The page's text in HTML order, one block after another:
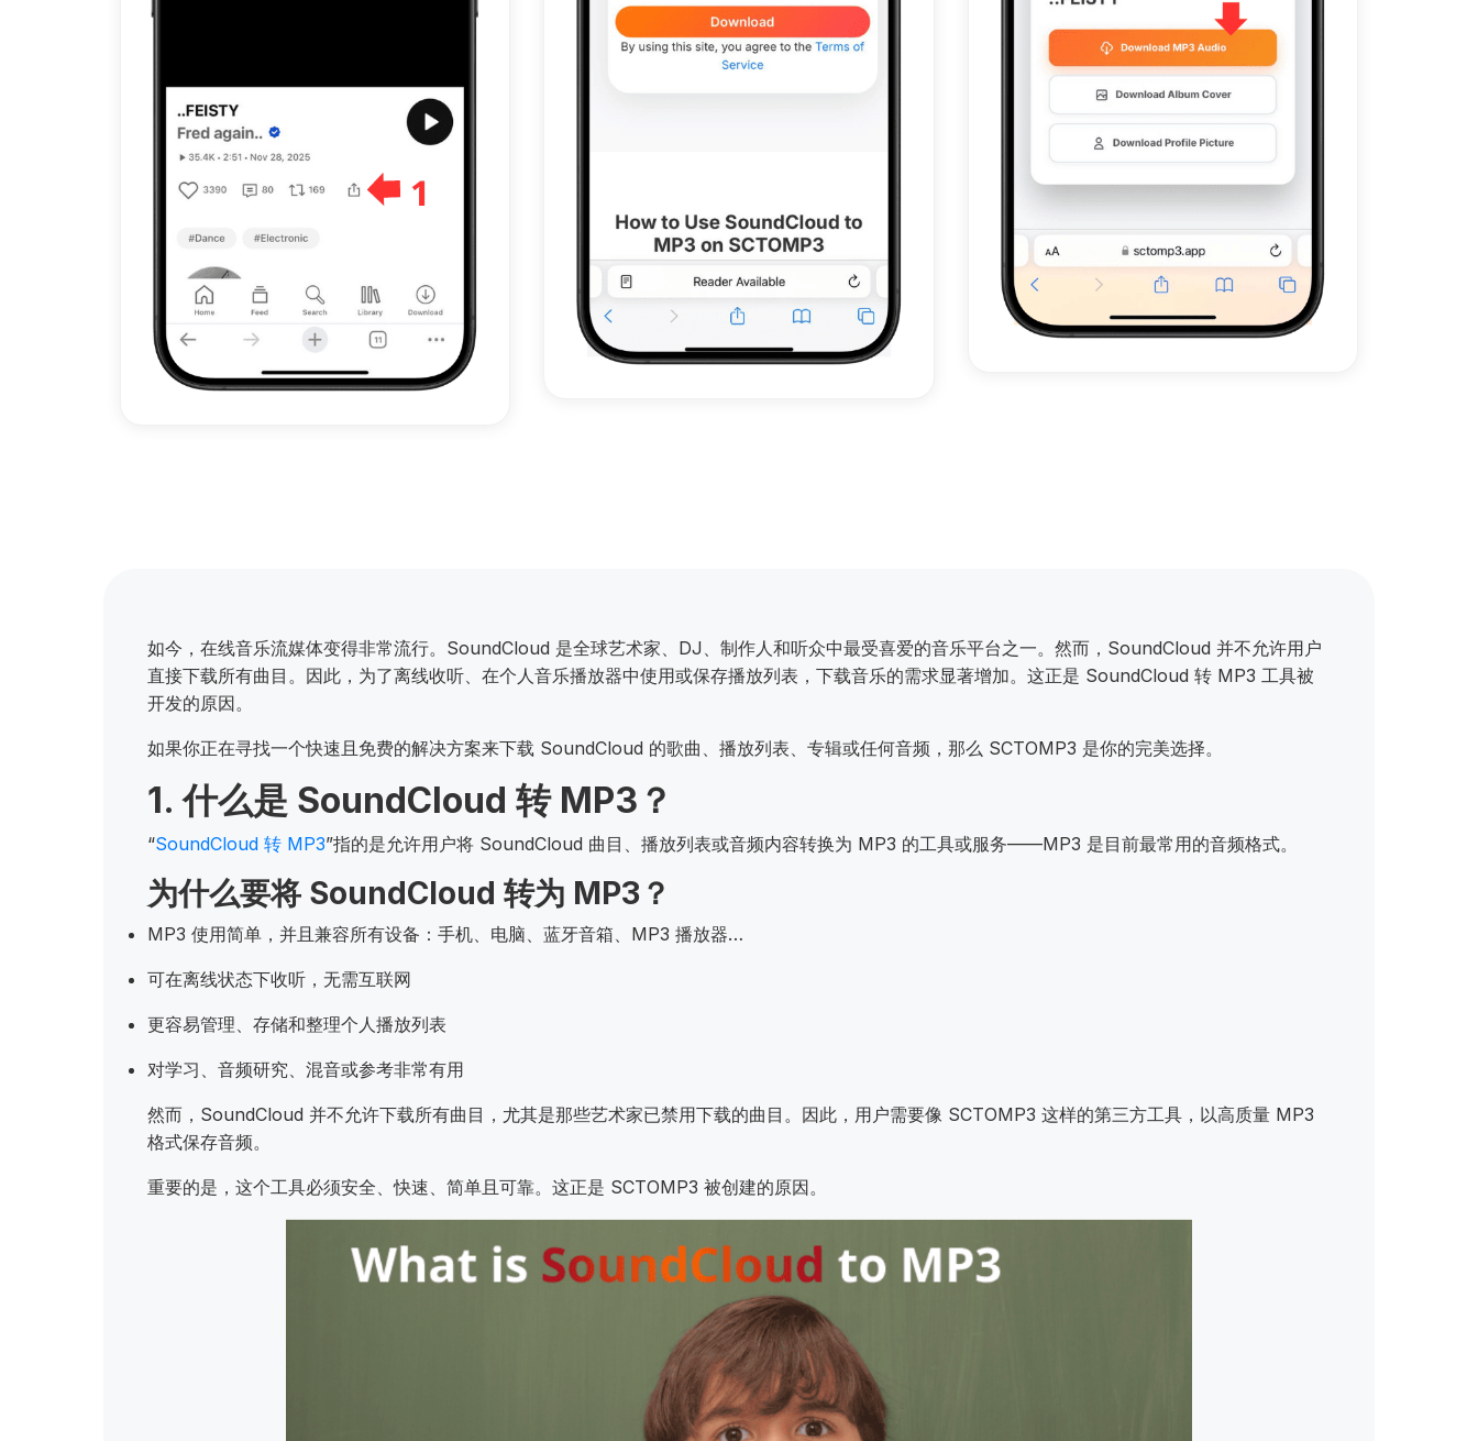
如今，在线音乐流媒体变得非常流行。SoundCloud 是全球艺术家、DJ、制作人和听众中最受喜爱的音乐平台之一。然而，SoundCloud 并不允许用户
直接下载所有曲目。因此，为了离线收听、在个人音乐播放器中使用或保存播放列表，下载音乐的需求显著增加。这正是 SoundCloud 转 MP3 工具被
开发的原因。
如果你正在寻找一个快速且免费的解决方案来下载 SoundCloud 的歌曲、播放列表、专辑或任何音频，那么 SCTOMP3 是你的完美选择。
1. 什么是 SoundCloud 转 MP3？
“SoundCloud 转 MP3”指的是允许用户将 SoundCloud 曲目、播放列表或音频内容转换为 MP3 的工具或服务——MP3 是目前最常用的音频格式。
为什么要将 SoundCloud 转为 MP3？
MP3 使用简单，并且兼容所有设备：手机、电脑、蓝牙音箱、MP3 播放器…
可在离线状态下收听，无需互联网
更容易管理、存储和整理个人播放列表
对学习、音频研究、混音或参考非常有用
然而，SoundCloud 并不允许下载所有曲目，尤其是那些艺术家已禁用下载的曲目。因此，用户需要像 SCTOMP3 这样的第三方工具，以高质量 MP3
格式保存音频。
重要的是，这个工具必须安全、快速、简单且可靠。这正是 SCTOMP3 被创建的原因。